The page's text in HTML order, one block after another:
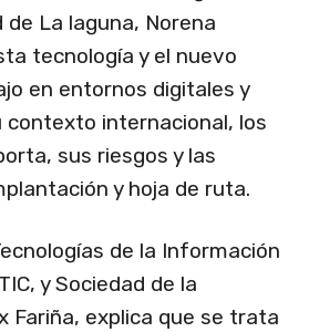
La laguna, Norena
tecnología y el nuevo
en entornos digitales y
contexto internacional, los
sus riesgos y las
y hoja de ruta.
de la Información
y Sociedad de la
Fariña, explica que se trata